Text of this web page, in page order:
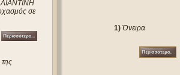
σε
1) Όνειρα